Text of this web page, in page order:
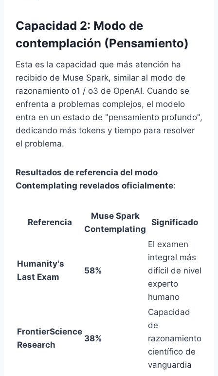
Capacidad 2: Modo de
contemplación (Pensamiento)
Esta es la capacidad que más atención ha
recibido de Muse Spark, similar al modo de
razonamiento o1 / o3 de OpenAI. Cuando se
enfrenta a problemas complejos, el modelo
entra en un estado de "pensamiento profundo",
dedicando más tokens y tiempo para resolver
el problema.
Resultados de referencia del modo
Contemplating revelados oficialmente:
Referencia
Muse Spark
Contemplating
Significado
Humanity's
Last Exam
58%
El examen
integral más
difícil de nivel
experto
humano
FrontierScience
Research
38%
Capacidad
de
razonamiento
científico de
vanguardia